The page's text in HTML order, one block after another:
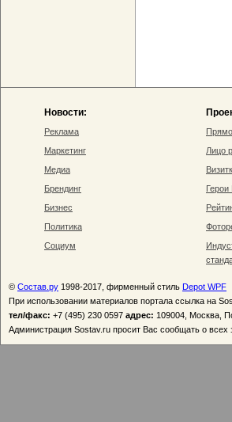
Новости:
Реклама
Маркетинг
Медиа
Брендинг
Бизнес
Политика
Социум
Лицо
Герои
© Состав.ру 1998-2017, фирменный стиль Depot WPF
При использовании материалов портала ссылка на
тел/факс: +7 (495) 230 0597 адрес: 109004, Москва,
Администрация Sostav.ru просит Вас сообщать о